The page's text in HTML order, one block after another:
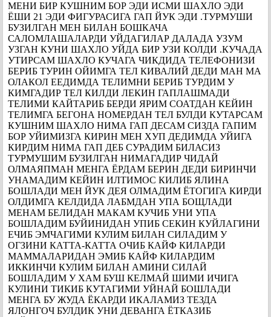
МЕНИ БИР КУШНИМ БОР ЭДИ ИСМИ ШАХЛО ЭДИ
ЁШИ 21 ЭДИ ФИГУРАСИГА ГАП ЙУК ЭДИ .ТУРМУШИ
БУЗИЛГАН МЕН БИЛАН БОШКАЧА
САЛОМЛАШАЛАРДИ УЙДАГИЛАР ДАЛАДА УЗУМ
УЗГАН КУНИ ШАХЛО УЙДА БИР УЗИ КОЛДИ .КУЧАДА
УТИРСАМ ШАХЛО КУЧАГА ЧИКДИДА ТЕЛЕФОНИЗИ
БЕРИБ ТУРИН ОЙИМГА ТЕЛ КИВАЛИЙ ДЕДИ МАН МА
ОЛАКОЛ ЕЕДИМДА ТЕЛИМНИ БЕРИБ ТУРДИМ У
КИМГАДИР ТЕЛ КИЛДИ ЛЕКИН ГАПЛАШМАДИ
ТЕЛИМИ КАЙТАРИБ БЕРДИ ЯРИМ СОАТДАН КЕЙИН
ТЕЛИМГА БЕГОНА НОМЕРДАН ТЕЛ БУЛДИ КУТАРСАМ
КУШНИМ ШАХЛО НИМА ГАП ДЕСАМ СИЗДА ГАПИМ
БОР УЙИМИЗГА КИРИН МЕН ХУП ДЕДИМДА УЙИГА
КИРДИМ НИМА ГАП ДЕБ СУРАДИМ БИЛАСИЗ
ТУРМУШИМ БУЗИЛГАН НИМАГАДИР ЧИДАЙ
ОЛМАЯПМАН МЕНГА ЁРДАМ БЕРИН ДЕДИ БИРИНЧИ
УНАМАДИМ КЕЙИН ИЛТИМОС КИЛИБ ЯЛИНА
БОШЛАДИ МЕН ЙУК ДЕЯ ОЛМАДИМ ЁТОГИГА КИРДИ
ОЛДИМГА КЕЛДИДА ЛАБМДАН УПА БОЩЛАДИ
МЕНАМ БЕЛИДАН МАКАМ КУЧИБ УНИ УПА
БОШЛАДИМ БУЙИНИДАН УПИБ СЕКИН КУЙЛАГИНИ
ЕЧИБ ЭМЧАГИМИ КУЛИМ БИЛАН СИЛАДИМ У
ОГЗИНИ КАТТА-КАТТА ОЧИБ КАЙФ КИЛАРДИ
МАММАЛАРИДАН ЭМИБ КАЙФ КИЛАРДИМ
ИККИНЧИ КУЛИМ БИЛАН АМИНИ СИЛАЙ
БОШЛАДИМ У ХАМ БУШ КЕЛМАЙ ШИМИ ИЧИГА
КУЛИНИ ТИКИБ КУТАГИМИ УЙНАЙ БОШЛАДИ
МЕНГА БУ ЖУДА ЁКАРДИ ИКАЛАМИЗ ТЕЗДА
ЯЛОНГОЧ БУЛДИК УНИ ДЕВАНГА ЁТКАЗИБ